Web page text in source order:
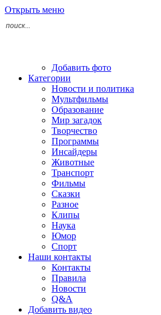
Открыть меню
Добавить фото
Категории
Новости и политика
Мультфильмы
Образование
Мир загадок
Творчество
Программы
Инсайдеры
Животные
Транспорт
Фильмы
Сказки
Разное
Клипы
Наука
Юмор
Спорт
Наши контакты
Контакты
Правила
Новости
Q&A
Добавить видео